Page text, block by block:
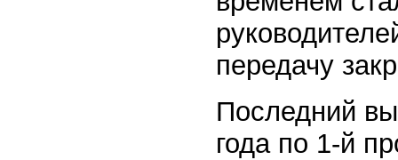
передачу
Последний
года по 1-й